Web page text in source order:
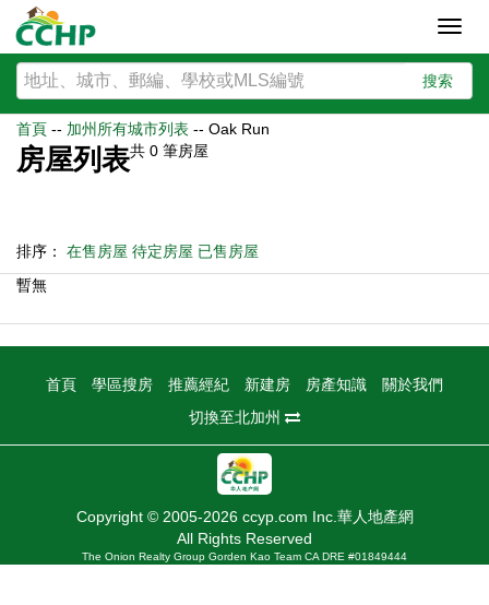
搜索
首頁 -- 加州所有城市列表 -- Oak Run
房屋列表共 0 筆房屋
排序： 在售房屋 待定房屋 已售房屋
暫無
首頁 學區搜房 推薦經紀 新建房 房產知識
關於我們
切換至北加州
Copyright © 2005-2026 ccyp.com Inc.華人地產網
All Rights Reserved
The Onion Realty Group Gorden Kao Team CA DRE #01849444